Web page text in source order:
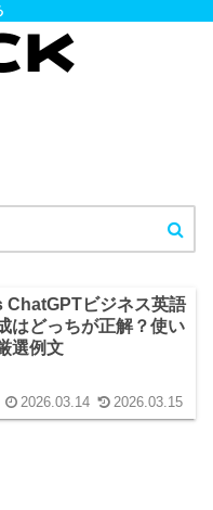
ChatGPTビジネス英語
はどっちが正解？使い
選例文
2026.03.14 2026.03.15